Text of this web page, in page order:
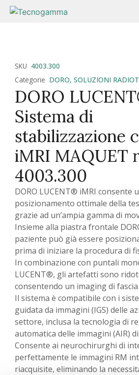
SKU 4003.300
Categorie DORO, SOLUZIONI
DORO
Sistema di
stabilizzazione
iMRI MAQUET
4003.300
DORO LUCENT® iMRI consente
posizionamento ottimale della
grazie ad un’ampia gamma di
Insieme alla piastra frontale
paziente può già essere
prima di iniziare la procedura di
In combinazione con puntali
LUCENT®, gli artefatti sono
consentendo un imaging di fascia
Il sistema è compatibile con i
guidata da immagini (IGS) delle
settore, inclusa la tecnologia di
automatica delle immagini (AIR)
Consente ai neurochirurghi di
perfettamente le immagini RM
riacquisite, eliminando la